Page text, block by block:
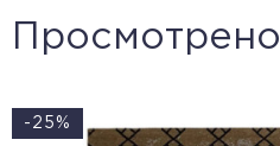
Просмотрено
-25%